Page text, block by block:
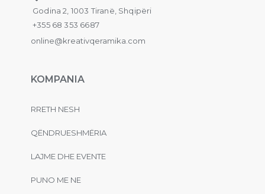
Godina 2, 1003 Tiranë, Shqipëri
+355 68 353 6687
online@kreativqeramika.com
KOMPANIA
RRETH NESH
QËNDRUESHMËRIA
LAJME DHE EVENTE
PUNO ME NE